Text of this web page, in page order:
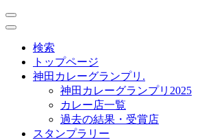
toggle
navigation
toggle
navigation
検索
トップページ
神田カレーグランプリ.
神田カレーグランプリ2025
カレー店一覧
過去の結果・受賞店
スタンプラリー